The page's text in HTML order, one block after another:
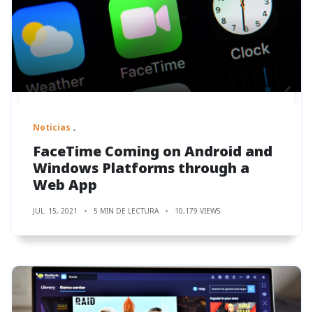
Noticias
FaceTime Coming on Android and
Windows Platforms through a
Web App
JUL. 15, 2021 5 MIN DE LECTURA 10,179 VIEWS